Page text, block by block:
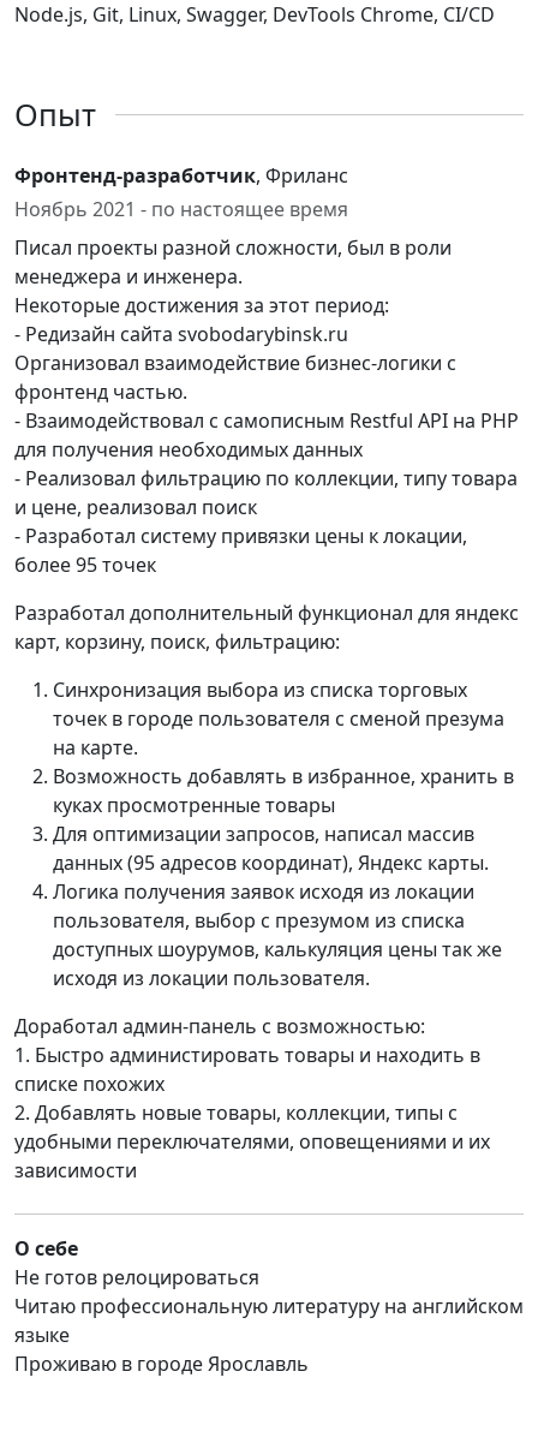
Node.js, Git, Linux, Swagger, DevTools Chrome, CI/CD
Опыт
Фронтенд-разработчик, Фриланс
Ноябрь 2021 - по настоящее время
Писал проекты разной сложности, был в роли
менеджера и инженера.
Некоторые достижения за этот период:
- Редизайн сайта svobodarybinsk.ru
Организовал взаимодействие бизнес-логики с
фронтенд частью.
- Взаимодействовал с самописным Restful API на PHP
для получения необходимых данных
- Реализовал фильтрацию по коллекции, типу товара
и цене, реализовал поиск
- Разработал систему привязки цены к локации,
более 95 точек
Разработал дополнительный функционал для яндекс
карт, корзину, поиск, фильтрацию:
Синхронизация выбора из списка торговых
точек в городе пользователя с сменой презума
на карте.
Возможность добавлять в избранное, хранить в
куках просмотренные товары
Для оптимизации запросов, написал массив
данных (95 адресов координат), Яндекс карты.
Логика получения заявок исходя из локации
пользователя, выбор с презумом из списка
доступных шоурумов, калькуляция цены так же
исходя из локации пользователя.
Доработал админ-панель с возможностью:
1. Быстро администировать товары и находить в
списке похожих
2. Добавлять новые товары, коллекции, типы с
удобными переключателями, оповещениями и их
зависимости
О себе
Не готов релоцироваться
Читаю профессиональную литературу на английском
языке
Проживаю в городе Ярославль